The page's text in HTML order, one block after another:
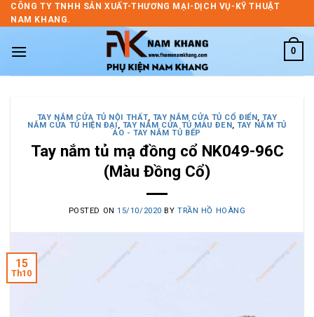
Skip
to
CÔNG TY TNHH SẢN XUẤT-THƯƠNG MẠI-DỊCH VỤ-KỸ THUẬT
NAM KHANG.
0
TAY NẮM CỬA TỦ NỘI THẤT, TAY NẮM CỬA TỦ CỔ ĐIỂN,TAY
NẮM CỬA TỦ HIỆN ĐẠI, TAY NẮM CỬA TỦ MÀU ĐEN,TAY NẮM TỦ
ÁO - TAY NẮM TỦ BẾP
Tay nắm tủ mạ đồng cổ NK049-96C
(Màu Đồng Cổ)
POSTED ON15/10/2020 BYTRẦN HỒ HOÀNG
15
Th10